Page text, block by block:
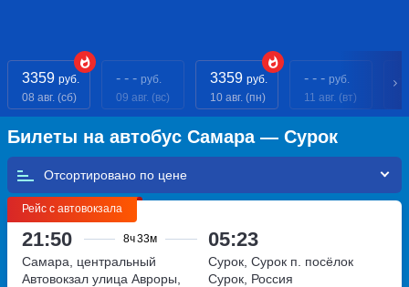
3359 руб.
08 авг. (сб)
- - - руб.
09 авг. (вс)
3359 руб.
10 авг. (пн)
- - - руб.
11 авг. (вт)
Билеты на автобус Самара — Сурок
Отсортировано по
Рейс с автовокзала
21:50 8ч33м 05:23
Самара, центральный
Автовокзал улица Авроры,
Сурок, Сурок п.
посёлок
Сурок, Россия